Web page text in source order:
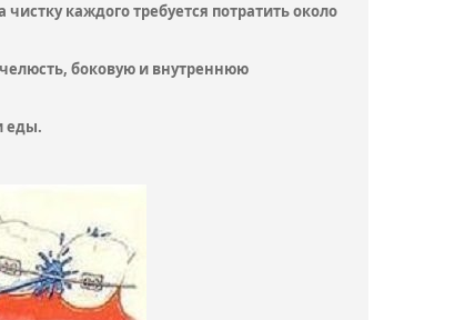
каждого требуется потратить около
боковую и внутреннюю
еды.